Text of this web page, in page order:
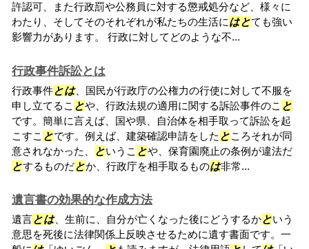
許認可、また行政罰や公務員に対する懲戒処分など、様々に
わたり、そしてそのそれぞれが私たちの生活にはとても強い
影響力があります。 行政に対してどのような不...
行政事件訴訟とは
行政事件とは、国民が行政庁の公権力の行使に対して不服を
申し立てるこ とや、行政法規の適用に関する訴訟事件のこ と
です。簡単に言えば、国や県、自治体を相手取って訴訟を起
こすこ とです。例えば、建築確認申請をした ところそれが同
意されなかった、
というこ とや、保育園廃止の条例が違法だ
とするものだとか、行政庁を相手取るものは非常...
遺言書の効果的な作成方法
遺言とは、生前に、自分が亡くなった後にどうするかという
意思を死後に法律関係上反映させるために遺す書面です。一